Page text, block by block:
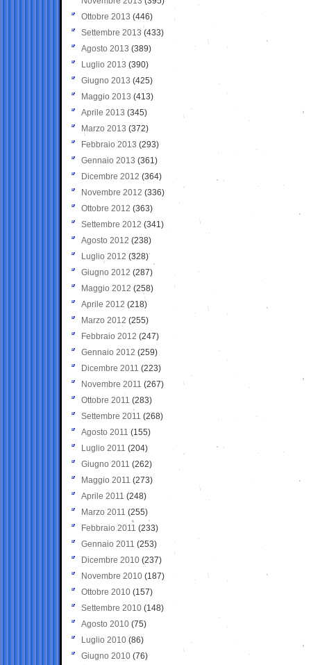
Ottobre 2013 (446)
Settembre 2013 (433)
Agosto 2013 (389)
Luglio 2013 (390)
Giugno 2013 (425)
Maggio 2013 (413)
Aprile 2013 (345)
Marzo 2013 (372)
Febbraio 2013 (293)
Gennaio 2013 (361)
Dicembre 2012 (364)
Novembre 2012 (336)
Ottobre 2012 (363)
Settembre 2012 (341)
Agosto 2012 (238)
Luglio 2012 (328)
Giugno 2012 (287)
Maggio 2012 (258)
Aprile 2012 (218)
Marzo 2012 (255)
Febbraio 2012 (247)
Gennaio 2012 (259)
Dicembre 2011 (223)
Novembre 2011 (267)
Ottobre 2011 (283)
Settembre 2011 (268)
Agosto 2011 (155)
Luglio 2011 (204)
Giugno 2011 (262)
Maggio 2011 (273)
Aprile 2011 (248)
Marzo 2011 (255)
Febbraio 2011 (233)
Gennaio 2011 (253)
Dicembre 2010 (237)
Novembre 2010 (187)
Ottobre 2010 (157)
Settembre 2010 (148)
Agosto 2010 (75)
Luglio 2010 (86)
Giugno 2010 (76)